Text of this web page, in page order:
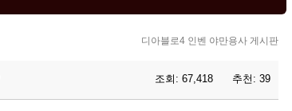
디아블로4 인벤 야만용사 게시판
조회: 67,418 추천: 39